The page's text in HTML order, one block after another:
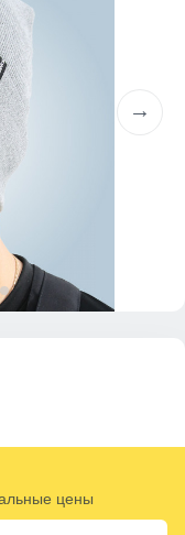
цены